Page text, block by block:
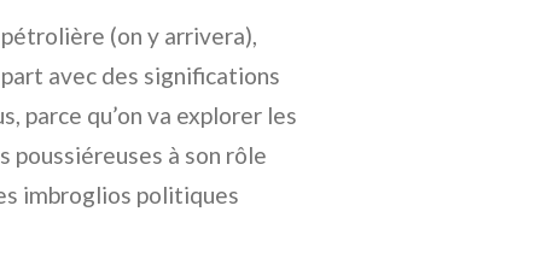
(on y arrivera),
avec des significations
parce qu’on va explorer les
poussiéreuses à son rôle
imbroglios politiques